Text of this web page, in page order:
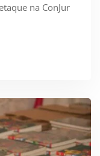
na ConJur